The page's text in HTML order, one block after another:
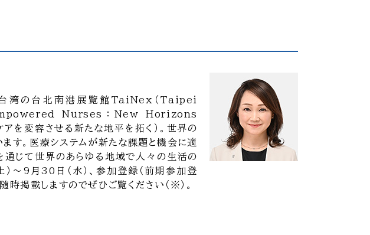
湾の台北南港展覧館TaiNex（Taipei
Nurses：New Horizons
変容させる新たな地平を拓く）。世界の
す。医療システムが新たな課題と機会に適
通じて世界のあらゆる地域で人々の生活の
～9月30日（水）、参加登録（前期参加登
掲載しますのでぜひご覧ください（※）。